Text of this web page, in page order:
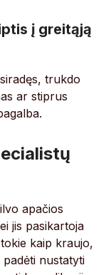
į greitąją
trukdo
ar stiprus
apačios
jis pasikartoja
kaip kraujo,
nustatyti